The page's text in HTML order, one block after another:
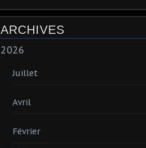
ARCHIVES
2026
Juillet
Avril
Février